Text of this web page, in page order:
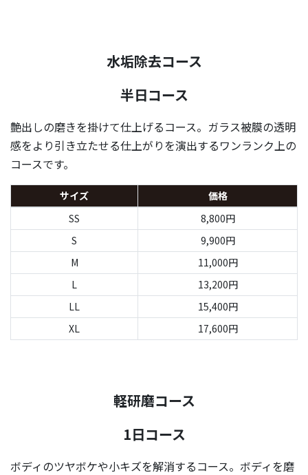
水垢除去コース
半日コース
艶出しの磨きを掛けて仕上げるコース。ガラス被膜の透明
感をより引き立たせる仕上がりを演出するワンランク上の
コースです。
サイズ
価格
SS
8,800円
S
9,900円
M
11,000円
L
13,200円
LL
15,400円
XL
17,600円
軽研磨コース
1日コース
ボディのツヤボケや小キズを解消するコース。ボディを磨